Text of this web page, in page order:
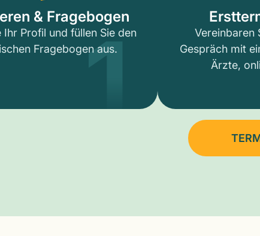
& Fragebogen
Ihr Profil und füllen Sie den
Fragebogen aus.
1
Vereinbaren
Gespräch mit
Ärzte,